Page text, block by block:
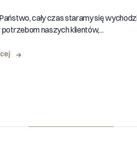
cały czas staramy się
naszych klientów,...